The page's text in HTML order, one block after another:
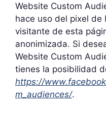
Website Custom
hace uso del pixel de
visitante de esta
anonimizada. Si
Website Custom
tienes la posibilidad
https://
m_audiences/.